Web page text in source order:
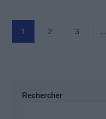
Pagination
des
1 2 3
Rechercher